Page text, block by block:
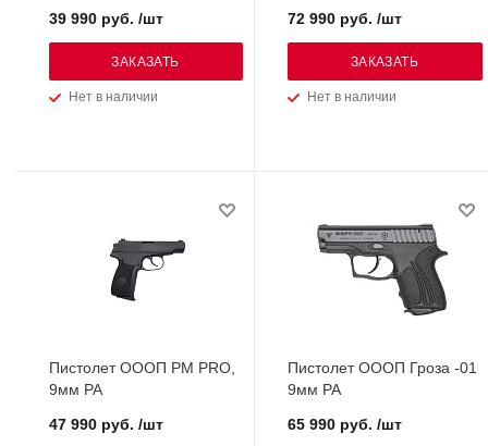
Нет в наличии
39 990 руб. /шт
ЗАКАЗАТЬ
Нет в наличии
72 990 руб. /шт
ЗАКАЗАТЬ
Пистолет ОООП PM PRO,
9мм РА
47 990 руб. /шт
Пистолет ОООП Гроза -01
9мм РА
65 990 руб. /шт